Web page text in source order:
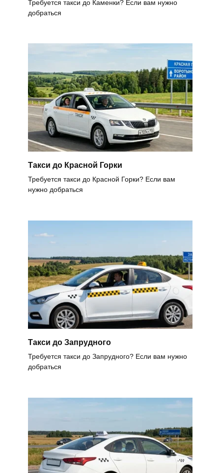
Требуется такси до Каменки? Если вам нужно
добраться
Такси до Красной Горки
Требуется такси до Красной Горки? Если вам
нужно добраться
Такси до Запрудного
Требуется такси до Запрудного? Если вам нужно
добраться